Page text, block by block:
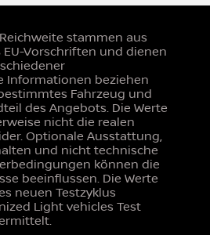
stammen aus
Vorschriften und dienen
Informationen beziehen
Fahrzeug und
des Angebots. Die Werte
nicht die realen
Optionale Ausstattung,
und nicht technische
können die
beeinflussen. Die Werte
neuen Testzyklus
Light vehicles Test
ermittelt.